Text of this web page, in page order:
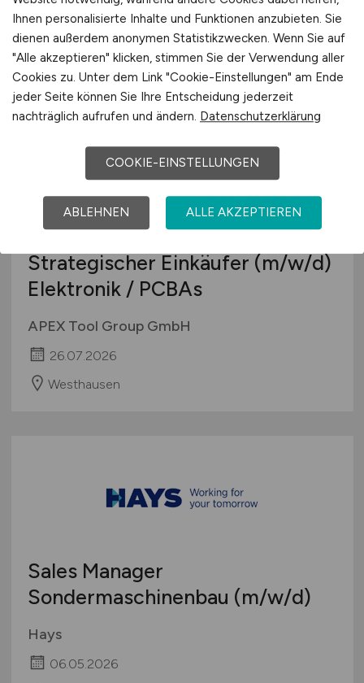
Merz Schaltgeräte GmbH & Co. KG
29.07.2026
Gaildorf
Strategischer Einkäufer (m/w/d)
Elektronik / PCBAs
APEX Tool Group GmbH
26.07.2026
Westhausen
Sales Manager
Sondermaschinenbau (m/w/d)
Hays
06.05.2026
Ihnen personalisierte Inhalte und Funktionen anzubieten. Sie
dienen außerdem anonymen Statistikzwecken. Wenn Sie auf
"Alle akzeptieren" klicken, stimmen Sie der Verwendung aller
Cookies zu. Unter dem Link "Cookie-Einstellungen" am Ende
jeder Seite können Sie Ihre Entscheidung jederzeit
nachträglich aufrufen und ändern. Datenschutzerklärung
COOKIE-EINSTELLUNGEN
ABLEHNEN ALLE AKZEPTIEREN